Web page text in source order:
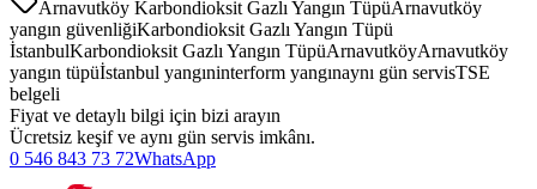
Arnavutköy Karbondioksit Gazlı Yangın TüpüArnavutköy
yangın güvenliğiKarbondioksit Gazlı Yangın Tüpü
İstanbulKarbondioksit Gazlı Yangın TüpüArnavutköyArnavutköy
yangın tüpüİstanbul yangıninterform yangınaynı gün servisTSE
belgeli
Fiyat ve detaylı bilgi için bizi arayın
Ücretsiz keşif ve aynı gün servis imkânı.
0 546 843 73 72WhatsApp